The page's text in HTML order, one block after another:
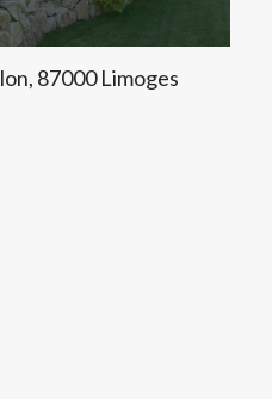
87000 Limoges